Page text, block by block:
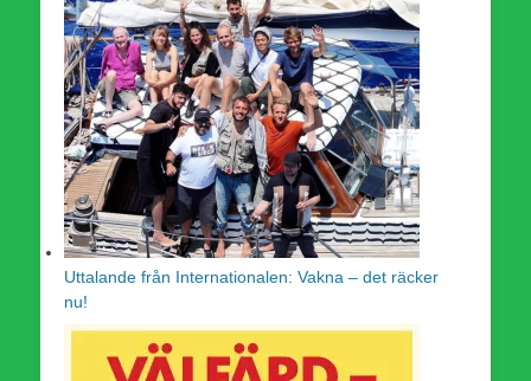
Uttalande från Internationalen: Vakna – det räcker
nu!